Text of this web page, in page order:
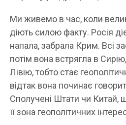
Ми живемо в час, коли
діють силою факту. Росія
напала, забрала Крим. Всі
потім вона встрягла в
Лівію, тобто стає
відтак вона починає
Сполучені Штати чи Китай,
її зона геополітичних